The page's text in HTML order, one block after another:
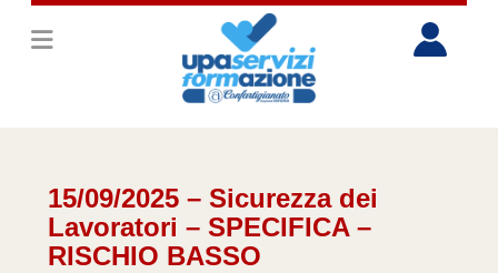
15/09/2025 – Sicurezza dei
Lavoratori – SPECIFICA –
RISCHIO BASSO